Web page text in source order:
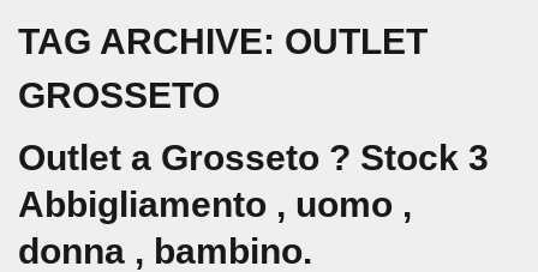
TAG ARCHIVE: OUTLET
GROSSETO
Outlet a Grosseto ? Stock 3
Abbigliamento , uomo ,
donna , bambino.